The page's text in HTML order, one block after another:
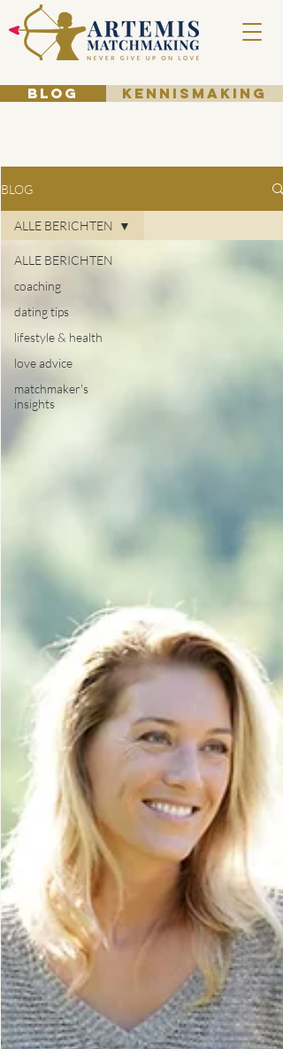
BLOG KENNISMAKING
BLOG
ALLE BERICHTEN
coaching
dating tips
lifestyle & health
love advice
matchmaker's
insights
ALLE BERICHTEN